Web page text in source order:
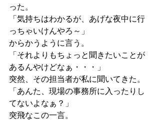
った。
「気持ちはわかるが、あげな夜中に行
っちゃいけんやろ～」
からかうように言う。
「それよりもちょっと聞きたいことが
あるんやけどなぁ・・・」
突然、その担当者が私に聞いてきた。
「あんた、現場の事務所に入ったりし
てないよなぁ？」
突飛なこの一言。